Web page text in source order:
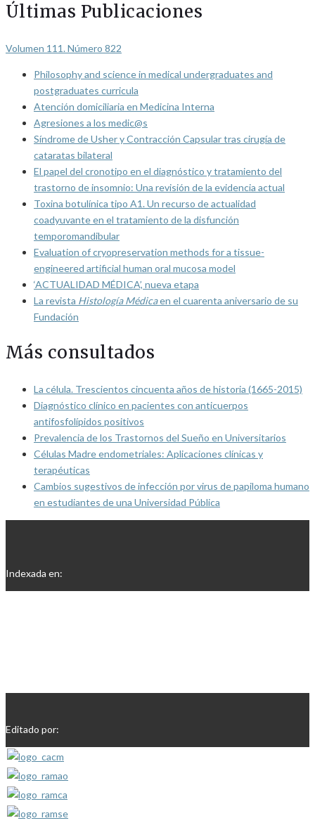
Últimas Publicaciones
Volumen 111. Número 822
Philosophy and science in medical undergraduates and
postgraduates curricula
Atención domiciliaria en Medicina Interna
Agresiones a los medic@s
Síndrome de Usher y Contracción Capsular tras cirugía de
cataratas bilateral
El papel del cronotipo en el diagnóstico y tratamiento del
trastorno de insomnio: Una revisión de la evidencia actual
Toxina botulínica tipo A1. Un recurso de actualidad
coadyuvante en el tratamiento de la disfunción
temporomandibular
Evaluation of cryopreservation methods for a tissue-
engineered artificial human oral mucosa model
‘ACTUALIDAD MÉDICA’, nueva etapa
La revista Histología Médicaen el cuarenta aniversario de su
Fundación
Más consultados
La célula. Trescientos cincuenta años de historia (1665-2015)
Diagnóstico clínico en pacientes con anticuerpos
antifosfolípidos positivos
Prevalencia de los Trastornos del Sueño en Universitarios
Células Madre endometriales: Aplicaciones clínicas y
terapéuticas
Cambios sugestivos de infección por virus de papiloma humano
en estudiantes de una Universidad Pública
Indexada en:
Editado por: